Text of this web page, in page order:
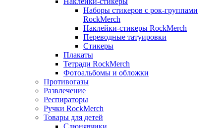
Наборы стикеров с рок-группами
RockMerch
Наклейки-стикеры RockMerch
Переводные татуировки
Стикеры
Плакаты
Тетради RockMerch
Фотоальбомы и обложки
Противогазы
Развлечение
Респираторы
Ручки RockMerch
Товары для детей
Слюнявчики